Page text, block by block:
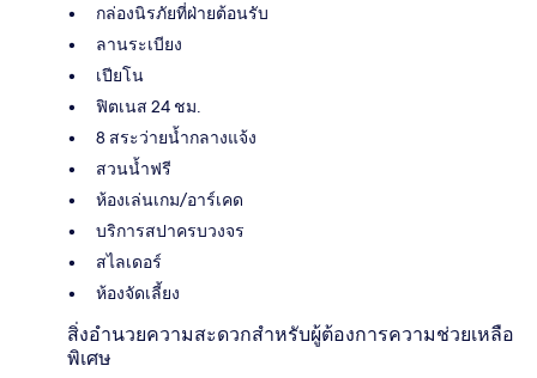
กล่องนิรภัยที่ฝ่ายต้อนรับ
ลานระเบียง
เปียโน
ฟิตเนส 24 ชม.
8 สระว่ายน้ำกลางแจ้ง
สวนน้ำฟรี
ห้องเล่นเกม/อาร์เคด
บริการสปาครบวงจร
สไลเดอร์
ห้องจัดเลี้ยง
สิ่งอำนวยความสะดวกสำหรับผู้ต้องการความช่วยเหลือ
พิเศษ